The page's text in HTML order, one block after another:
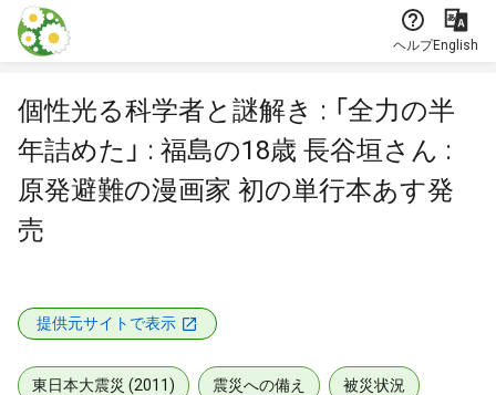
本文に飛ぶ
ヘルプEnglish
個性光る科学者と謎解き : 「全力の半
年詰めた」 : 福島の18歳 長谷垣さん :
原発避難の漫画家 初の単行本あす発
売
提供元サイトで表示
東日本大震災 (2011) 震災への備え 被災状況